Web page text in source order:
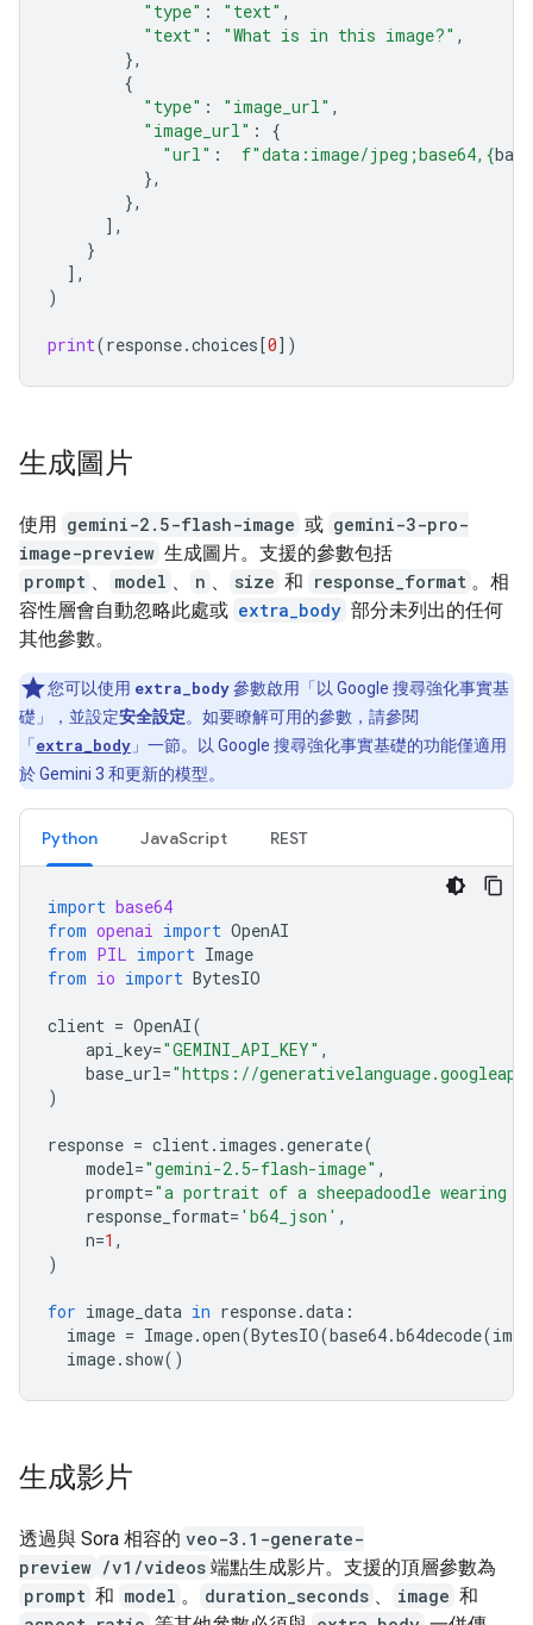
"type" : "text" ,
"text" : "What is in this image?" ,
},
{
"type" : "image_url" ,
"image_url" :
{
"url" : f"data:image/jpeg;base64, {
},
},
],
}
],
)
print(response.choices[0])
生成圖片
使用 gemini-2.5-flash-image 或 gemini-3-pro-
image-preview 生成圖片。支援的參數包括
prompt 、 model 、 n 、 size 和 response_format 。相
容性層會自動忽略此處或 extra_body 部分未列出的任何
其他參數。
您可以使用 extra_body參數啟用「以 Google 搜尋強化事實基
礎」
，並設定安全設定。如要瞭解可用的參數，請參閱
「 extra_body 」一節。以 Google 搜尋強化事實基礎的功能僅適用
於 Gemini 3 和更新的模型。
Python JavaScript REST
import base64
from openai import OpenAI
from PIL import Image
from io import BytesIO
client = OpenAI(
api_key="GEMINI_API_KEY" ,
base_url="https://
)
response = client. images .generate(
model="gemini-2.5-flash-image" ,
prompt="a portrait of a sheepadoodle wearing a
response_format= 'b64_json' ,
n=1 ,
)
for image_data in response.data :
image = Image.open(BytesIO(base64.b64decode(
image. show()
生成影片
透過與 Sora 相容的 veo-3.1-generate-
preview /v1/videos 端點生成影片。支援的頂層參數為
prompt 和 model 。 duration_seconds 、 image 和